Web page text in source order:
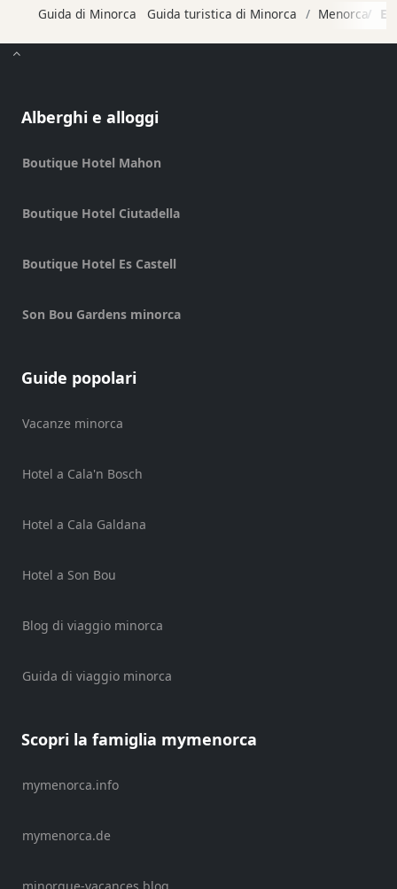
Ubicación
Guida di Minorca Guida turistica di Minorca Menorca
Alberghi e alloggi
Boutique Hotel Mahon
Boutique Hotel Ciutadella
Boutique Hotel Es Castell
Son Bou Gardens minorca
Guide popolari
Vacanze minorca
Hotel a Cala'n Bosch
Hotel a Cala Galdana
Hotel a Son Bou
Blog di viaggio minorca
Guida di viaggio minorca
Scopri la famiglia mymenorca
mymenorca.info
mymenorca.de